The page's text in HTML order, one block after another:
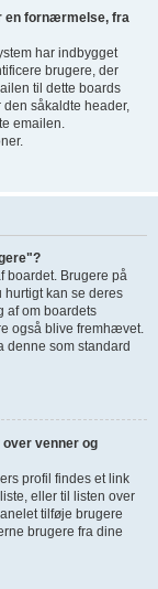
en fornærmelse, fra
har indbygget
brugere, der
til dette boards
såkaldte header,
emailen.
boardet. Brugere på
kan se deres
af om boardets
også blive fremhævet.
som standard
venner og
profil findes et link
eller til listen over
tilføje brugere
brugere fra dine